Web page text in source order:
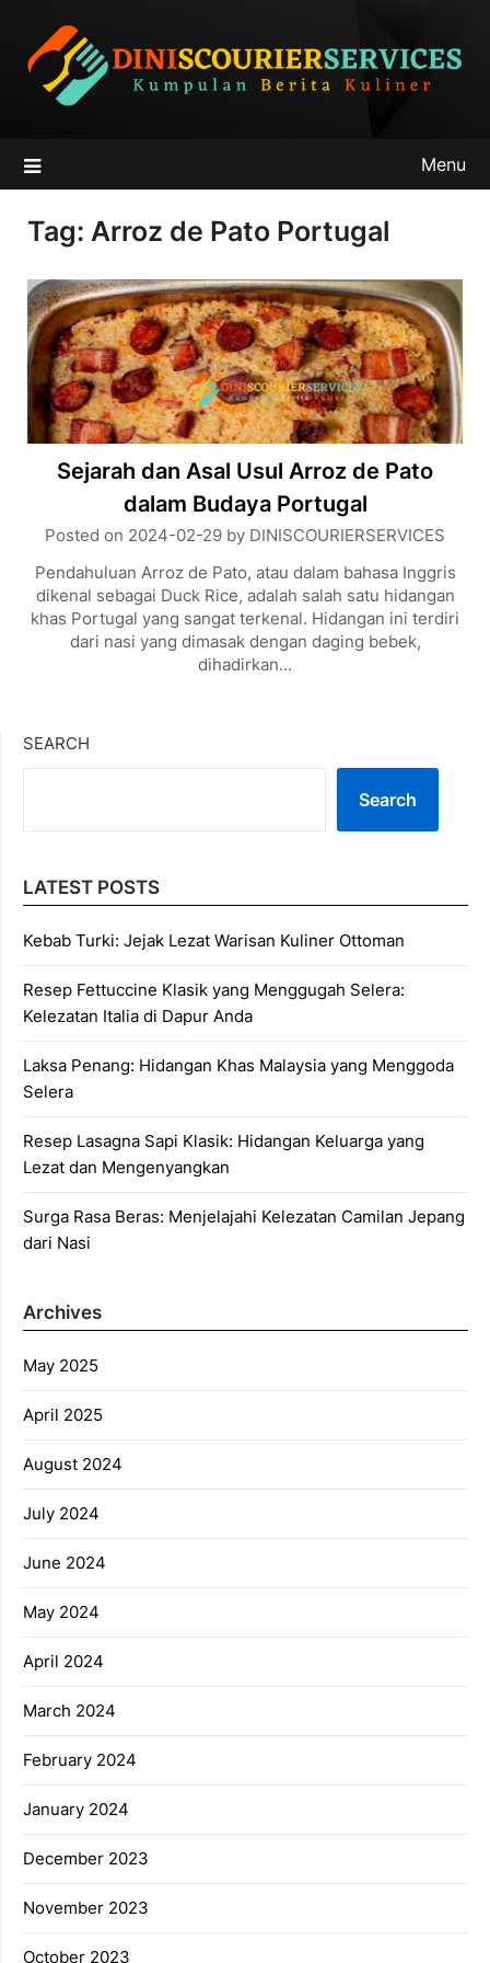
content
Menu
Tag: Arroz de Pato Portugal
Sejarah dan Asal Usul Arroz de Pato
dalam Budaya Portugal
Posted on 2024-02-29 by DINISCOURIERSERVICES
Pendahuluan Arroz de Pato, atau dalam bahasa Inggris
dikenal sebagai Duck Rice, adalah salah satu hidangan
khas Portugal yang sangat terkenal. Hidangan ini terdiri
dari nasi yang dimasak dengan daging bebek,
dihadirkan…
SEARCH
Search
LATEST POSTS
Kebab Turki: Jejak Lezat Warisan Kuliner Ottoman
Resep Fettuccine Klasik yang Menggugah Selera:
Kelezatan Italia di Dapur Anda
Laksa Penang: Hidangan Khas Malaysia yang Menggoda
Selera
Resep Lasagna Sapi Klasik: Hidangan Keluarga yang
Lezat dan Mengenyangkan
Surga Rasa Beras: Menjelajahi Kelezatan Camilan Jepang
dari Nasi
Archives
May 2025
April 2025
August 2024
July 2024
June 2024
May 2024
April 2024
March 2024
February 2024
January 2024
December 2023
November 2023
October 2023